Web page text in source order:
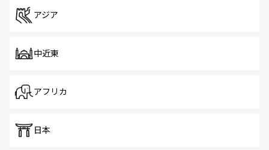
アジア
中近東
アフリカ
日本